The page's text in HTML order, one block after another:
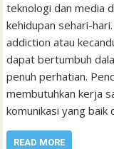
teknologi dan media
kehidupan sehari-
addiction atau
dapat bertumbuh
penuh perhatian.
membutuhkan kerja
komunikasi yang baik
READ MORE